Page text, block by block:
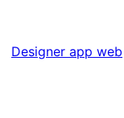
Designer app web